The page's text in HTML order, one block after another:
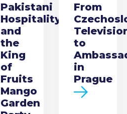
Pakistani
Hospitality
and
the
King
of
Fruits
Mango
Garden
From
to
in
Prague